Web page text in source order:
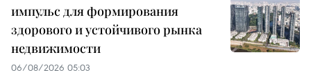
импульс для формирования
здорового и устойчивого рынка
недвижимости
06/08/2026 05:03